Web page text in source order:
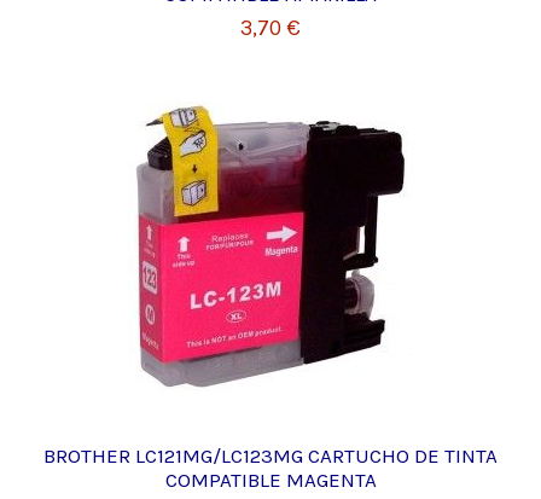
3,70 €
BROTHER LC121MG/LC123MG CARTUCHO DE TINTA
COMPATIBLE MAGENTA